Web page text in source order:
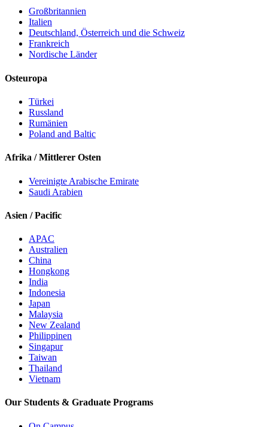
Großbritannien
Italien
Deutschland, Österreich und die Schweiz
Frankreich
Nordische Länder
Osteuropa
Türkei
Russland
Rumänien
Poland and Baltic
Afrika / Mittlerer Osten
Vereinigte Arabische Emirate
Saudi Arabien
Asien / Pacific
APAC
Australien
China
Hongkong
India
Indonesia
Japan
Malaysia
New Zealand
Philippinen
Singapur
Taiwan
Thailand
Vietnam
Our Students & Graduate Programs